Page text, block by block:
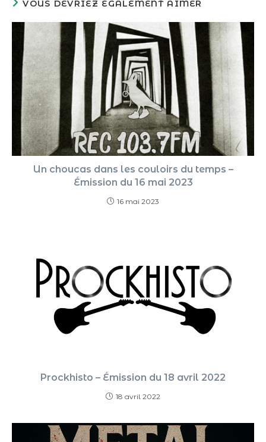
VOUS DEVRIEZ ÉGALEMENT AIMER
Un choucas dans les couloirs du temps –
Émission du 16 mai 2023
16 mai 2023
Prockhisto – Émission du 18 avril 2022
18 avril 2022